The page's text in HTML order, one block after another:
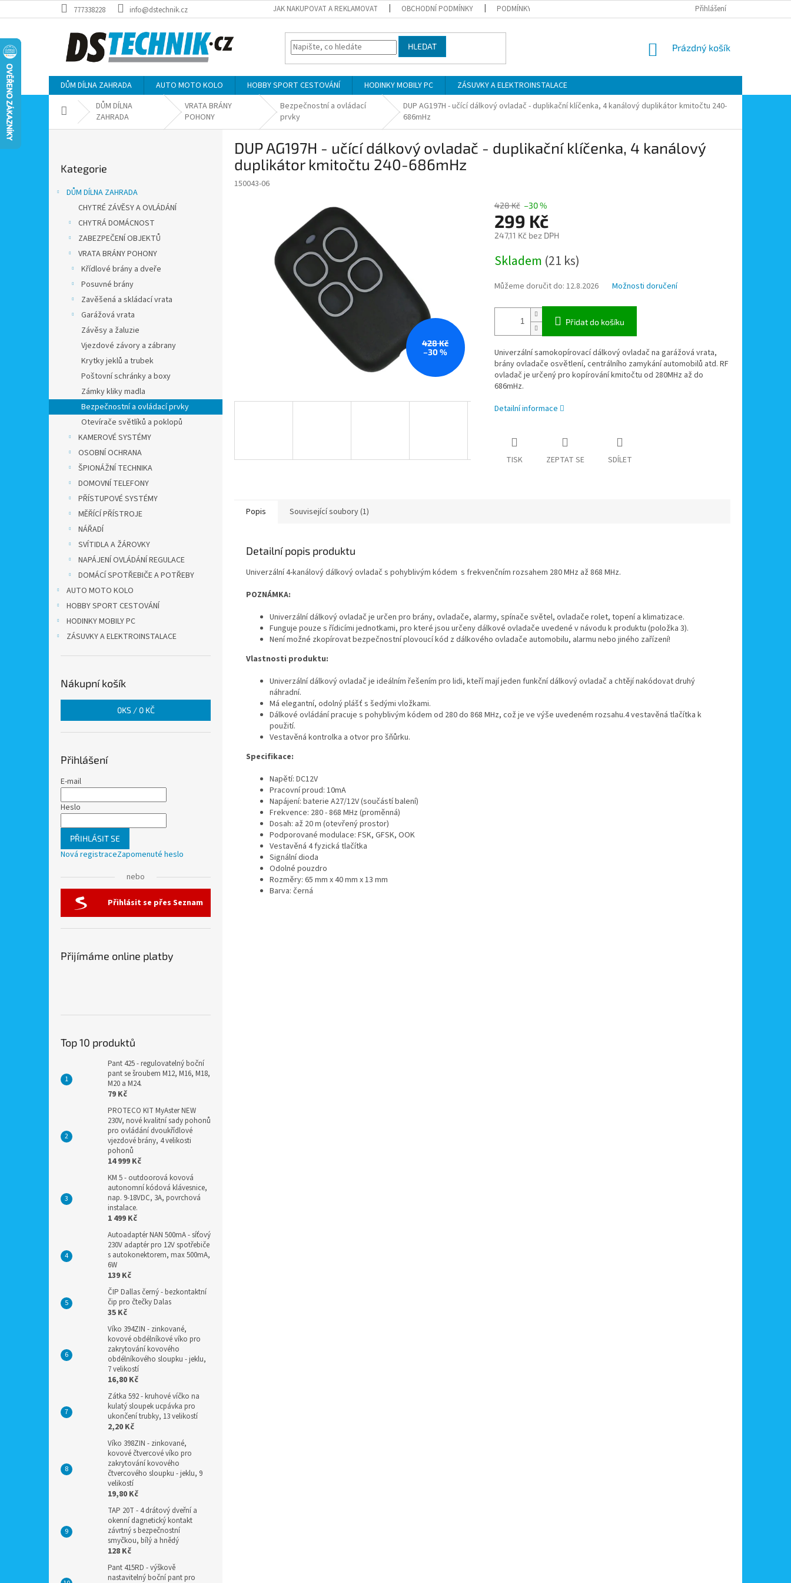
na
777338228 info@dstechnik.cz JAK NAKUPOVAT A REKLAMOVAT OBCHODNÍ PODMÍNKY PODMÍNKY OCHRANY OSOBNÍCH ÚDAJŮ MOJE OBJEDNÁVKA
Přihlášení
HLEDAT
NÁKUPNÍ
Prázdný košík
DŮM DÍLNA ZAHRADA AUTO MOTO KOLO HOBBY SPORT CESTOVÁNÍ HODINKY MOBILY PC ZÁSUVKY A ELEKTROINSTALACE
Domů DŮM DÍLNA
ZAHRADA
VRATA BRÁNY
POHONY
Bezpečnostní a ovládací
prvky
DUP AG197H - učící dálkový ovladač - duplikační klíčenka, 4 kanálový duplikátor kmitočtu 240-
686mHz
kategorie
Kategorie
DŮM DÍLNA ZAHRADA
CHYTRÉ ZÁVĚSY A OVLÁDÁNÍ
CHYTRÁ DOMÁCNOST
ZABEZPEČENÍ OBJEKTŮ
VRATA BRÁNY POHONY
Křídlové brány a dveře
Posuvné brány
Zavěšená a skládací vrata
Garážová vrata
Závěsy a žaluzie
Vjezdové závory a zábrany
Krytky jeklů a trubek
Poštovní schránky a boxy
Zámky kliky madla
Bezpečnostní a ovládací prvky
Otevírače světlíků a poklopů
KAMEROVÉ SYSTÉMY
OSOBNÍ OCHRANA
ŠPIONÁŽNÍ TECHNIKA
DOMOVNÍ TELEFONY
PŘÍSTUPOVÉ SYSTÉMY
MĚŘÍCÍ PŘÍSTROJE
NÁŘADÍ
SVÍTIDLA A ŽÁROVKY
NAPÁJENÍ OVLÁDÁNÍ REGULACE
DOMÁCÍ SPOTŘEBIČE A POTŘEBY
AUTO MOTO KOLO
HOBBY SPORT CESTOVÁNÍ
HODINKY MOBILY PC
ZÁSUVKY A ELEKTROINSTALACE
Nákupní košík
0KS / 0 KČ
Přihlášení
E-mail
Heslo
PŘIHLÁSIT SE
Nová registraceZapomenuté heslo
nebo
Přihlásit se přes Seznam
Přijímáme online platby
Top 10 produktů
Pant 425 - regulovatelný boční
pant se šroubem M12, M16, M18,
M20 a M24.
79 Kč
PROTECO KIT MyAster NEW
230V, nové kvalitní sady pohonů
pro ovládání dvoukřídlové
vjezdové brány, 4 velikosti
pohonů
14 999 Kč
KM 5 - outdoorová kovová
autonomní kódová klávesnice,
nap. 9-18VDC, 3A, povrchová
instalace.
1 499 Kč
Autoadaptér NAN 500mA - síťový
230V adaptér pro 12V spotřebiče
s autokonektorem, max 500mA,
6W
139 Kč
ČIP Dallas černý - bezkontaktní
čip pro čtečky Dalas
35 Kč
Víko 394ZIN - zinkované,
kovové obdélníkové víko pro
zakrytování kovového
obdélníkového sloupku - jeklu,
7 velikostí
16,80 Kč
Zátka 592 - kruhové víčko na
kulatý sloupek ucpávka pro
ukončení trubky, 13 velikostí
2,20 Kč
Víko 398ZIN - zinkované,
kovové čtvercové víko pro
zakrytování kovového
čtvercového sloupku - jeklu, 9
velikostí
19,80 Kč
TAP 20T - 4 drátový dveřní a
okenní dagnetický kontakt
závrtný s bezpečnostní
smyčkou, bílý a hnědý
128 Kč
Pant 415RD - výškově
nastavitelný boční pant pro
DUP AG197H - učící dálkový ovladač - duplikační klíčenka, 4 kanálový
duplikátor kmitočtu 240-686mHz
150043-06
428 Kč
–30 %
428 Kč –30 %
299 Kč
247,11 Kč bez DPH
cena:
Skladem (21 ks)
Můžeme doručit do: 12.8.2026 Možnosti doručení
Přidat do košíku
Univerzální samokopírovací dálkový ovladač na garážová vrata,
brány ovladače osvětlení, centrálního zamykání automobilů atd. RF
ovladač je určený pro kopírování kmitočtu od 280MHz až do
686mHz.
Detailní informace
TISK ZEPTAT SE SDÍLET
Popis Související soubory (1)
Detailní popis produktu
Univerzální 4-kanálový dálkový ovladač s pohyblivým kódem s frekvenčním rozsahem 280 MHz až 868 MHz.
POZNÁMKA:
Univerzální dálkový ovladač je určen pro brány, ovladače, alarmy, spínače světel, ovladače rolet, topení a klimatizace.
Funguje pouze s řídicími jednotkami, pro které jsou určeny dálkové ovladače uvedené v návodu k produktu (položka 3).
Není možné zkopírovat bezpečnostní plovoucí kód z dálkového ovladače automobilu, alarmu nebo jiného zařízení!
Vlastnosti produktu:
Univerzální dálkový ovladač je ideálním řešením pro lidi, kteří mají jeden funkční dálkový ovladač a chtějí nakódovat druhý
náhradní.
Má elegantní, odolný plášť s šedými vložkami.
Dálkové ovládání pracuje s pohyblivým kódem od 280 do 868 MHz, což je ve výše uvedeném rozsahu.4 vestavěná tlačítka k
použití.
Vestavěná kontrolka a otvor pro šňůrku.
Specifikace:
Napětí: DC12V
Pracovní proud: 10mA
Napájení: baterie A27/12V (součástí balení)
Frekvence: 280 - 868 MHz (proměnná)
Dosah: až 20 m (otevřený prostor)
Podporované modulace: FSK, GFSK, OOK
Vestavěná 4 fyzická tlačítka
Signální dioda
Odolné pouzdro
Rozměry: 65 mm x 40 mm x 13 mm
Barva: černá